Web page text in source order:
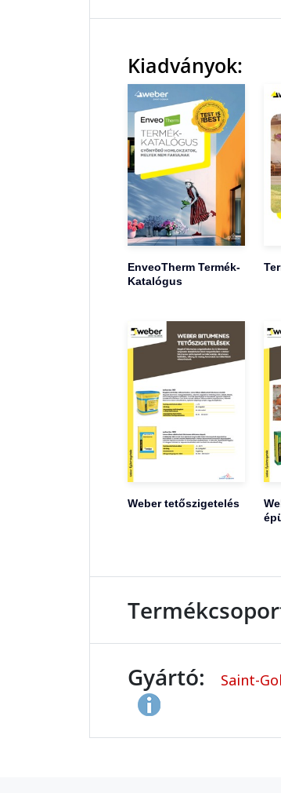
Kiadványok:
EnveoTherm Termék-
Katalógus
Weber tetőszigetelés
Gyártó: Saint-